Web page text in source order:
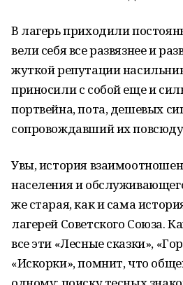
В лагерь приходили
вели себя все развязнее и
жуткой репутации
приносили с собой еще и
портвейна, пота, дешевых
сопровождавший их
Увы, история
населения и
же старая, как и сама
лагерей Советского Союза.
все эти «Лесные сказки»,
«Искорки», помнит, что